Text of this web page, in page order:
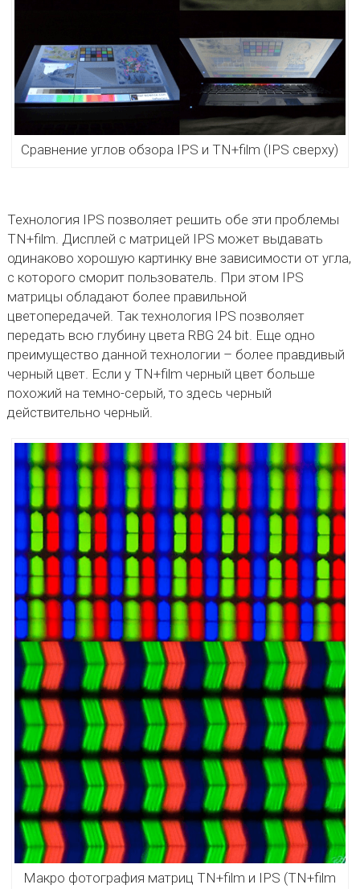
Сравнение углов обзора IPS и TN+film (IPS сверху)
Технология IPS позволяет решить обе эти проблемы
TN+film. Дисплей с матрицей IPS может выдавать
одинаково хорошую картинку вне зависимости от угла,
с которого сморит пользователь. При этом IPS
матрицы обладают более правильной
цветопередачей. Так технология IPS позволяет
передать всю глубину цвета RBG 24 bit. Еще одно
преимущество данной технологии – более правдивый
черный цвет. Если у TN+film черный цвет больше
похожий на темно-серый, то здесь черный
действительно черный.
Макро фотография матриц TN+film и IPS (TN+film